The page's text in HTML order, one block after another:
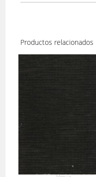
Productos relacionados